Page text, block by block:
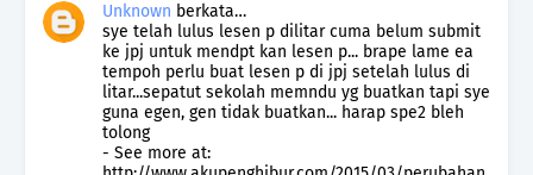
Unknown berkata…
sye telah lulus lesen p dilitar cuma belum submit
ke jpj untuk mendpt kan lesen p... brape lame ea
tempoh perlu buat lesen p di jpj setelah lulus di
litar...sepatut sekolah memndu yg buatkan tapi sye
guna egen, gen tidak buatkan... harap spe2 bleh
tolong
- See more at: